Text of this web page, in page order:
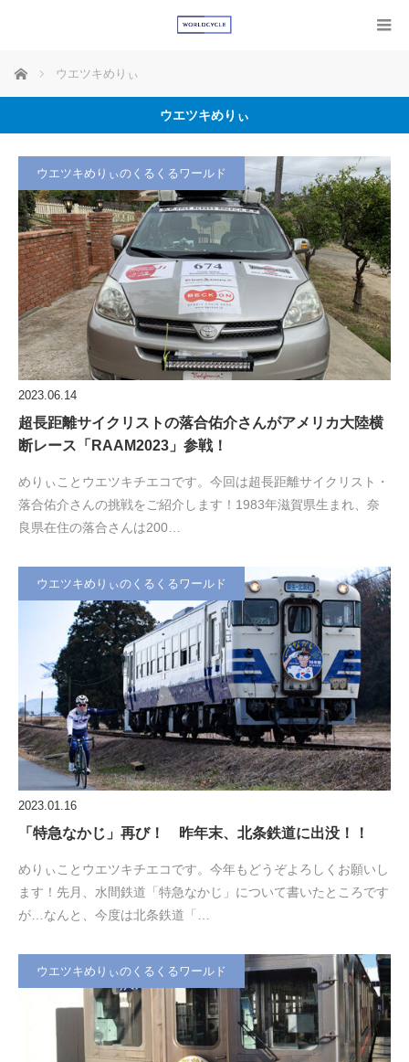
ホーム ウエツキめりぃ
ウエツキめりぃ
ウエツキめりぃのくるくるワールド
2023.06.14
超長距離サイクリストの落合佑介さんがアメリカ大陸横
断レース「RAAM2023」参戦！
めりぃことウエツキチエコです。今回は超長距離サイクリスト・
落合佑介さんの挑戦をご紹介します！1983年滋賀県生まれ、奈
良県在住の落合さんは200…
ウエツキめりぃのくるくるワールド
2023.01.16
「特急なかじ」再び！ 昨年末、北条鉄道に出没！！
めりぃことウエツキチエコです。今年もどうぞよろしくお願いし
ます！先月、水間鉄道「特急なかじ」について書いたところです
が…なんと、今度は北条鉄道「…
ウエツキめりぃのくるくるワールド